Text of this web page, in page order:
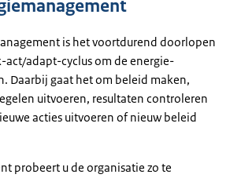
is het voortdurend doorlopen
adapt-cyclus om de energie-
Daarbij gaat het om beleid maken,
uitvoeren, resultaten controleren
acties uitvoeren of nieuw beleid
probeert u de organisatie zo te